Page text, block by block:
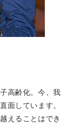
高齢化。今、我
面しています。
えることはでき